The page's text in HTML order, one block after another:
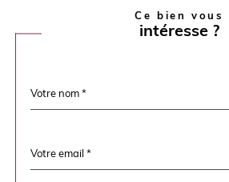
Ce bien vous
intéresse ?
Fieldset
par
Nom
*
email
*